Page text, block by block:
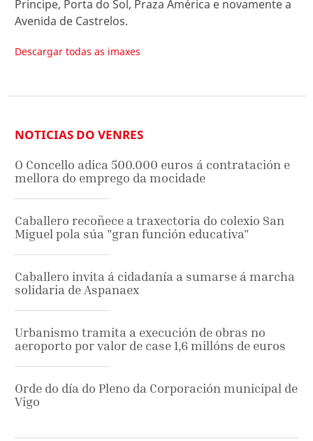
Principe, Porta do Sol, Praza América e novamente a
Avenida de Castrelos.
Descargar todas as imaxes
NOTICIAS DO VENRES
O Concello adica 500.000 euros á contratación e
mellora do emprego da mocidade
Caballero recoñece a traxectoria do colexio San
Miguel pola súa "gran función educativa"
Caballero invita á cidadanía a sumarse á marcha
solidaria de Aspanaex
Urbanismo tramita a execución de obras no
aeroporto por valor de case 1,6 millóns de euros
Orde do día do Pleno da Corporación municipal de
Vigo